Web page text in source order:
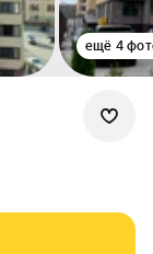
ещё 4